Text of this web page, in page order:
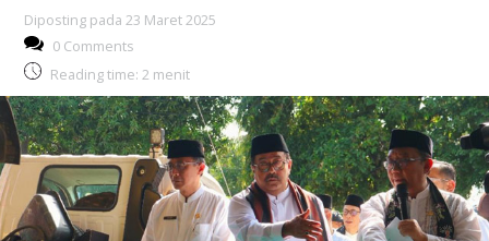
Diposting pada 23 Maret 2025
0 Comments
Reading time: 2 menit